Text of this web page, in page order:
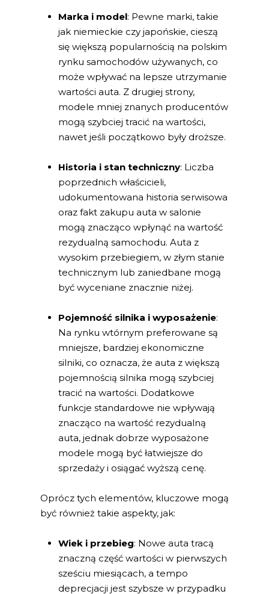
Marka i model: Pewne marki, takie
jak niemieckie czy japońskie, cieszą
się większą popularnością na polskim
rynku samochodów używanych, co
może wpływać na lepsze utrzymanie
wartości auta. Z drugiej strony,
modele mniej znanych producentów
mogą szybciej tracić na wartości,
nawet jeśli początkowo były droższe.
Historia i stan techniczny: Liczba
poprzednich właścicieli,
udokumentowana historia serwisowa
oraz fakt zakupu auta w salonie
mogą znacząco wpłynąć na wartość
rezydualną samochodu. Auta z
wysokim przebiegiem, w złym stanie
technicznym lub zaniedbane mogą
być wyceniane znacznie niżej.
Pojemność silnika i wyposażenie:
Na rynku wtórnym preferowane są
mniejsze, bardziej ekonomiczne
silniki, co oznacza, że auta z większą
pojemnością silnika mogą szybciej
tracić na wartości. Dodatkowe
funkcje standardowe nie wpływają
znacząco na wartość rezydualną
auta, jednak dobrze wyposażone
modele mogą być łatwiejsze do
sprzedaży i osiągać wyższą cenę.
Oprócz tych elementów, kluczowe mogą
być również takie aspekty, jak:
Wiek i przebieg: Nowe auta tracą
znaczną część wartości w pierwszych
sześciu miesiącach, a tempo
deprecjacji jest szybsze w przypadku